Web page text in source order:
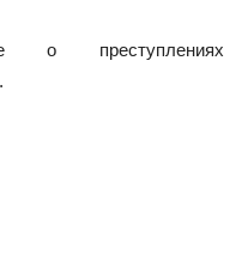
о преступлениях